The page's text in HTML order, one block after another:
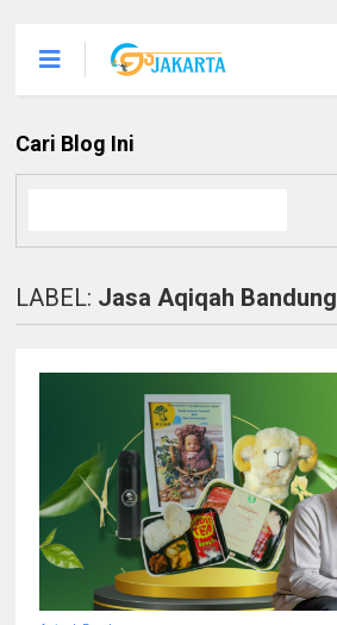
Cari Blog Ini
LABEL: Jasa Aqiqah Bandung